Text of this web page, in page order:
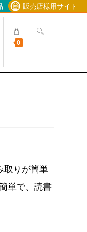
販売店様用サイト
0
ウ
イ
取りが簡単
単で、読書